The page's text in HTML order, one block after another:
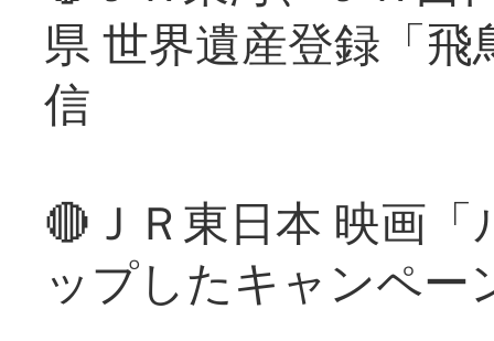
県 世界遺産登録「
信
🔴ＪＲ東日本 映画
ップしたキャンペー